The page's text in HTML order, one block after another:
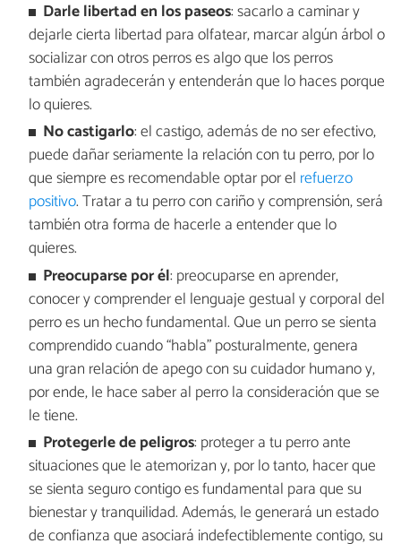
Darle libertad en los paseos: sacarlo a caminar y
dejarle cierta libertad para olfatear, marcar algún árbol o
socializar con otros perros es algo que los perros
también agradecerán y entenderán que lo haces porque
lo quieres.
No castigarlo: el castigo, además de no ser efectivo,
puede dañar seriamente la relación con tu perro, por lo
que siempre es recomendable optar por el refuerzo
positivo. Tratar a tu perro con cariño y comprensión, será
también otra forma de hacerle a entender que lo
quieres.
Preocuparse por él: preocuparse en aprender,
conocer y comprender el lenguaje gestual y corporal del
perro es un hecho fundamental. Que un perro se sienta
comprendido cuando “habla” posturalmente, genera
una gran relación de apego con su cuidador humano y,
por ende, le hace saber al perro la consideración que se
le tiene.
Protegerle de peligros: proteger a tu perro ante
situaciones que le atemorizan y, por lo tanto, hacer que
se sienta seguro contigo es fundamental para que su
bienestar y tranquilidad. Además, le generará un estado
de confianza que asociará indefectiblemente contigo, su